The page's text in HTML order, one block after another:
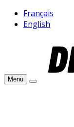
Français
English
Menu